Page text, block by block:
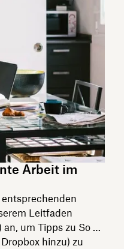
Arbeit im
Leitfaden
um Tipps zu So …
hinzu) zu